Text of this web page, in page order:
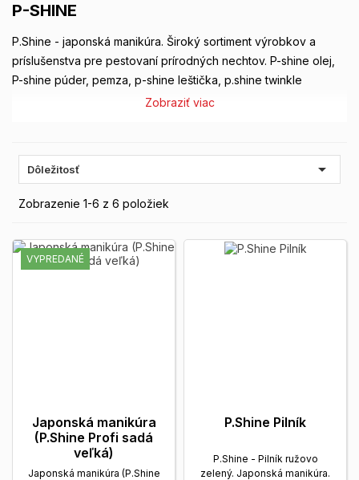
P-SHINE
P.Shine - japonská manikúra. Široký sortiment výrobkov a
príslušenstva pre pestovaní prírodných nechtov. P-shine olej,
P-shine púder, pemza, p-shine leštička, p.shine twinkle
Zobraziť viac
Dôležitosť 
Zobrazenie 1-6 z 6 položiek
VYPREDANÉ
Japonská manikúra
(P.Shine Profi sadá
veľká)
Japonská manikúra (P.Shine
P.Shine Pilník
P.Shine - Pilník ružovo
zelený. Japonská manikúra.